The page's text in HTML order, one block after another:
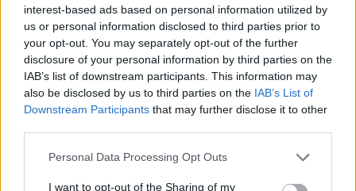
interest-based ads based on personal information utilized by
us or personal information disclosed to third parties prior to
your opt-out. You may separately opt-out of the further
disclosure of your personal information by third parties on the
IAB’s list of downstream participants. This information may
also be disclosed by us to third parties on the IAB’s List of
Downstream Participants that may further disclose it to other
Please note that this website/app uses one or more Google
not limited to your visit or usage behaviour. You may click to
Personal Data Processing Opt Outs
I want to opt-out of the Sharing of my
caros son los defensores del Madrid, de ahí que sean los
que aparecen en el equipo ideal Comunio.
Carvajal realizó 5 entradas, un pase clave, dos disparos y
tuvo un 52% en duelos ganados para llegar a un 7.7 en
SofaScore, mientras que Sergio Ramos destacó por su
100% en pases largos (13 de 13), 60% en duelos ganados,
un pase clave y dos disparos bloqueados. Además, el Real
Madrid no recibió goles. Dos Top 5 de la posición que